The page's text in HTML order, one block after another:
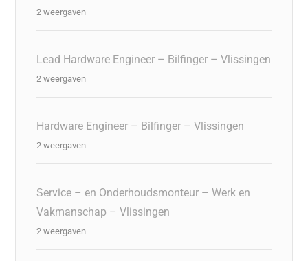
2 weergaven
Lead Hardware Engineer – Bilfinger – Vlissingen
2 weergaven
Hardware Engineer – Bilfinger – Vlissingen
2 weergaven
Service – en Onderhoudsmonteur – Werk en
Vakmanschap – Vlissingen
2 weergaven